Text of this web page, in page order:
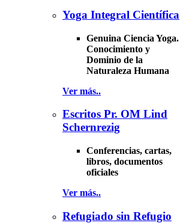
Yoga Integral Científica
Genuina Ciencia Yoga.
Conocimiento y
Dominio de la
Naturaleza Humana
Ver más..
Escritos Pr. OM Lind
Schernrezig
Conferencias, cartas,
libros, documentos
oficiales
Ver más..
Refugiado sin Refugio